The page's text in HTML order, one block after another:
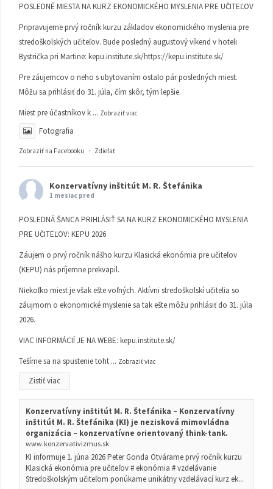
POSLEDNÉ MIESTA NA KURZ EKONOMICKÉHO MYSLENIA PRE UČITEĽOV
Pripravujeme prvý ročník kurzu základov ekonomického myslenia pre
stredoškolských učiteľov. Bude posledný augustový víkend v hoteli
Bystrička pri Martine: kepu.institute.sk/https://kepu.institute.sk/
Pre záujemcov o neho s ubytovaním ostalo pár posledných miest.
Môžu sa prihlásiť do 31. júla, čím skôr, tým lepšie.
Miest pre účastníkov k ... Zobraziť viac
Fotografia
Zobraziť na Facebooku · Zdieľať
Konzervatívny inštitút M. R. Štefánika
1 mesiac pred
POSLEDNÁ ŠANCA PRIHLÁSIŤ SA NA KURZ EKONOMICKÉHO MYSLENIA
PRE UČITEĽOV: KEPU 2026
Záujem o prvý ročník nášho kurzu Klasická ekonómia pre učiteľov
(KEPU) nás príjemne prekvapil.
Niekoľko miest je však ešte voľných. Aktívni stredoškolskí učitelia so
záujmom o ekonomické myslenie sa tak ešte môžu prihlásiť do 31. júla
2026.
VIAC INFORMÁCIÍ JE NA WEBE: kepu.institute.sk/
Tešíme sa na spustenie toht ... Zobraziť viac
Zistiť viac
Konzervatívny inštitút M. R. Štefánika – Konzervatívny
inštitút M. R. Štefánika (KI) je nezisková mimovládna
organizácia – konzervatívne orientovaný think-tank.
www.konzervativizmus.sk
KI informuje 1. júna 2026 Peter Gonda Otvárame prvý ročník kurzu
Klasická ekonómia pre učiteľov # ekonómia # vzdelávanie
Stredoškolským učiteľom ponúkame unikátny vzdelávací kurz ek...